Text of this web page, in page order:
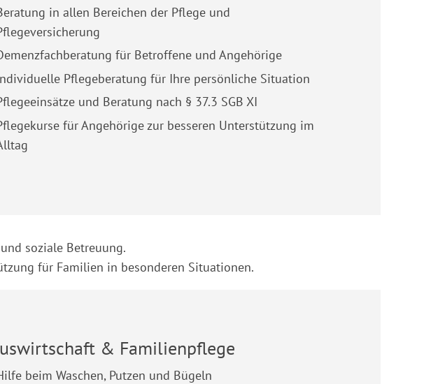
in allen Bereichen der Pflege und
für Betroffene und Angehörige
Pflegeberatung für Ihre persönliche Situation
und Beratung nach § 37.3 SGB XI
für Angehörige zur besseren Unterstützung im
soziale Betreuung.
für Familien in besonderen Situationen.
& Familienpflege
beim Waschen, Putzen und Bügeln